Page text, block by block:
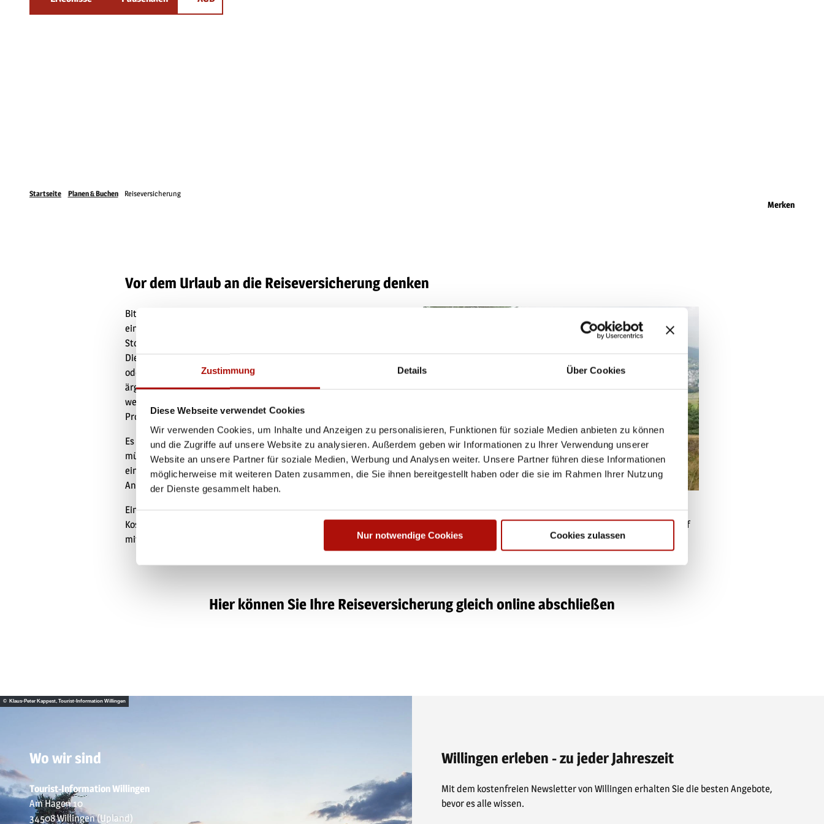
Zustimmung Details Über Cookies
Diese Webseite verwendet Cookies
Wir verwenden Cookies, um Inhalte und Anzeigen zu personalisieren, Funktionen für soziale Medien anbieten zu können
und die Zugriffe auf unsere Website zu analysieren. Außerdem geben wir Informationen zu Ihrer Verwendung unserer
Website an unsere Partner für soziale Medien, Werbung und Analysen weiter. Unsere Partner führen diese Informationen
möglicherweise mit weiteren Daten zusammen, die Sie ihnen bereitgestellt haben oder die sie im Rahmen Ihrer Nutzung
der Dienste gesammelt haben.
Nur notwendige Cookies Cookies zulassen
Startseite Planen & Buchen Reiseversicherung
Merken
Vor dem Urlaub an die Reiseversicherung denken
Bitte beachten Sie, dass jedem Vermieter bei einer Absage Ihrerseits
ein finanzieller Schaden entsteht, der ihn berechtigt, eine
Stornogebühr zu erheben, unabhängig vom Grund Ihrer Stornierung.
Die Stornierung des wohlverdienten Urlaubs aufgrund von Krankheit
oder plötzlicher Arbeitslosigkeit ist bereits ärgerlich genug. Noch
ärgerlicher wird es, wenn zusätzlich Kosten entstehen, die vermieden
werden könnten. Schützen Sie sich mit einem Selbstbehalt von 20
Prozent im Schadensfall.
Es kann auch vorkommen, dass Sie Ihren Urlaub frühzeitig abbrechen
müssen, weil zu Hause etwas passiert oder Sie vor Ort erkranken. In
einem solchen Fall erstattet Ihnen die Versicherung die nicht in
Anspruch genommenen Leistungen.
Eine Krankenrücktransportversicherung lohnt sich auch für Urlaube im eigenen Land. Gesetzliche Krankenkassen übernehmen weder die
Kosten noch die Organisation eines eventuell nötigen Rücktransports zum Wohnort in Deutschland. Privatversicherte können je nach Tarif
mit einer hohen Selbstbeteiligung belastet werden.
Hier können Sie Ihre Reiseversicherung gleich online abschließen
© Klaus-Peter Kappest, Tourist-Information Willingen
Wo wir sind
Tourist-Information Willingen
Am Hagen 10
34508 Willingen (Upland)
Willingen erleben - zu jeder Jahreszeit
Mit dem kostenfreien Newsletter von Willingen erhalten Sie die besten Angebote,
bevor es alle wissen.